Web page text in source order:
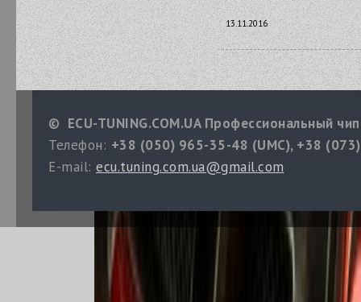
13.11.2016
© ECU-TUNING.COM.UA Профессиональный
Телефон: +38 (050) 965-35-48 (UMC), +38
E-mail: ecu.tuning.com.ua@gmail.com